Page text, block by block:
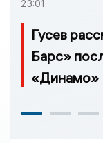
23:01
Гусев
Барс»
«Динамо»